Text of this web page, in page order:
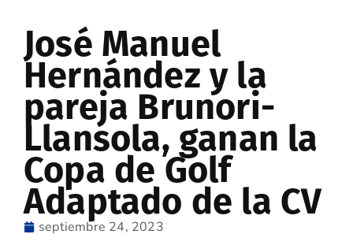
José Manuel
Hernández y la
pareja Brunori-
Llansola, ganan la
Copa de Golf
Adaptado de la CV
septiembre 24, 2023